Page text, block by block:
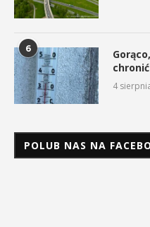
6
4
POLUB NAS NA